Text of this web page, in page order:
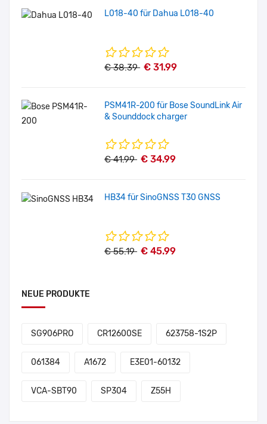
L018-40 für Dahua L018-40
€ 38.39 € 31.99
PSM41R-200 für Bose SoundLink Air
& Sounddock charger
€ 41.99 € 34.99
HB34 für SinoGNSS T30 GNSS
€ 55.19 € 45.99
NEUE PRODUKTE
SG906PRO CR12600SE 623758-1S2P
061384 A1672 E3E01-60132
VCA-SBT90 SP304 Z55H